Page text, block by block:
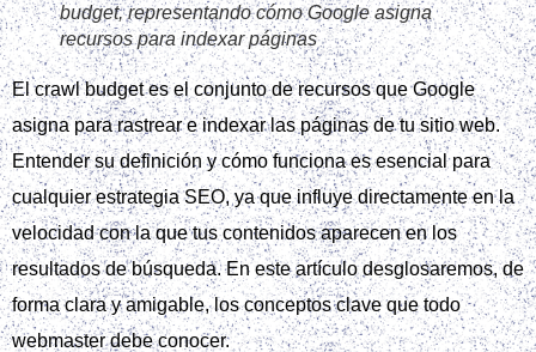
budget, representando cómo Google asigna
recursos para indexar páginas
El crawl budget es el conjunto de recursos que Google
asigna para rastrear e indexar las páginas de tu sitio web.
Entender su definición y cómo funciona es esencial para
cualquier estrategia SEO, ya que influye directamente en la
velocidad con la que tus contenidos aparecen en los
resultados de búsqueda. En este artículo desglosaremos, de
forma clara y amigable, los conceptos clave que todo
webmaster debe conocer.